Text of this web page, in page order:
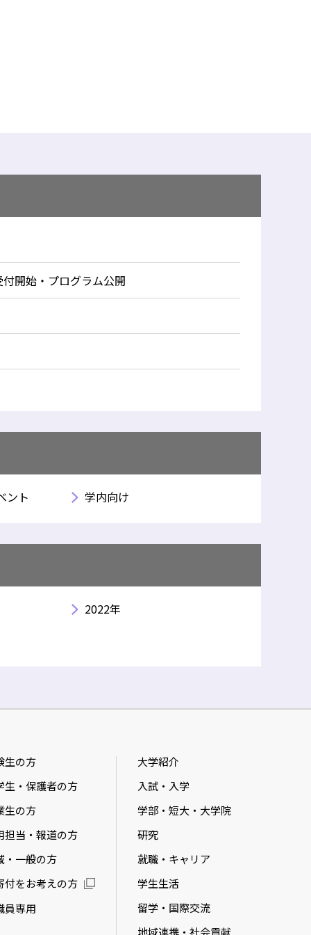
開始・プログラム公開
ント 学内向け
2022年
生の方
生・保護者の方
生の方
担当・報道の方
・一般の方
付をお考えの方
員専用
大学紹介
入試・入学
学部・短大・大学院
研究
就職・キャリア
学生生活
留学・国際交流
地域連携・社会貢献